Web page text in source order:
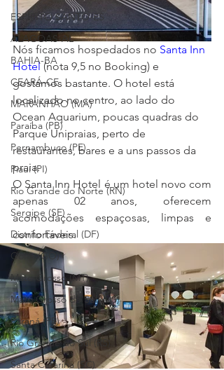
ESPÍRITO SANTO-ES
ALAGOAS-AL
BAHIA-BA
CEARÁ-CE
MARANHÃO (MA)
Paraíba (PB)
Pernambuco (PE)
Piauí (PI)
Rio Grande do Norte (RN)
Sergipe (SE)
Distrito Federal (DF)
Goiás (GO)
Mato Grosso (MT)
Mato Grosso do Sul (MS)
Paraná (PR)
Rio Grande do Sul (RS)
Santa Catarina (SC)
Nós ficamos hospedados no Santa Inn
Hotel (nota 9,5 no Booking) e
gostamos bastante. O hotel está
localizado no centro, ao lado do
Ocean Aquarium, poucas quadras do
Parque Unipraias, perto de
restaurantes, bares e a uns passos da
praia.
O Santa Inn Hotel é um hotel novo com
apenas 02 anos, oferecem
acomodações espaçosas, limpas e
confortáveis.